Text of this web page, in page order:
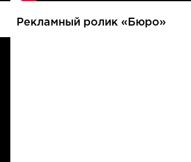
Рекламный ролик «Бюро»